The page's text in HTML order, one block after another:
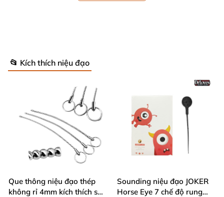
Bảo quản : Tại những nơi khô ráo và thoáng mát
📂 Kích thích niệu đạo
Que thông niệu đạo thép
không rỉ 4mm kích thích sâu
Sounding niệu đạo JOKER
Horse Eye 7 chế độ rung